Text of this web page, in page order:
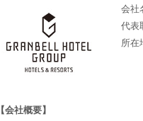
会社
代表
所在
【会社概要】